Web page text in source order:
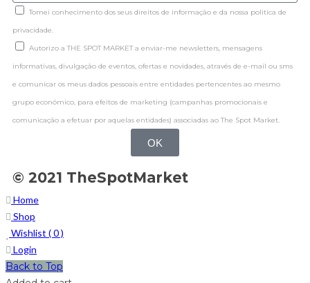
Tomei conhecimento dos seus direitos de informação e da nossa politica de
privacidade.
Autorizo a THE SPOT MARKET a enviar-me newsletters, mensagens
informativas, divulgação de eventos, ofertas e novidades, através de e-mail ou sms
e comunicar os meus dados pessoais entre entidades pertencentes ao mesmo
grupo económico, para efeitos de marketing (campanhas promocionais e
comunicação a efetuar por aquelas entidades) associadas ao The Spot Market.
OK
© 2021 TheSpotMarket
Home
Shop
Wishlist (0)
Login
Back to Top